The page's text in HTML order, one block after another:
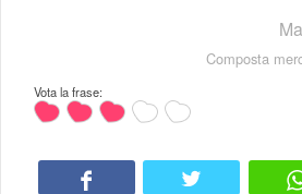
Composta
Vota la frase: